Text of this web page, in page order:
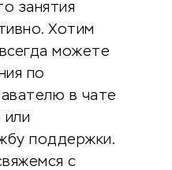
занятия
Хотим
можете
по
в чате
или
поддержки.
с